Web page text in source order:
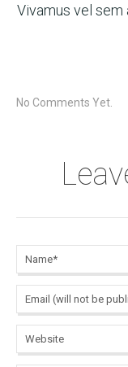
Vivamus vel sem
No Comments Yet.